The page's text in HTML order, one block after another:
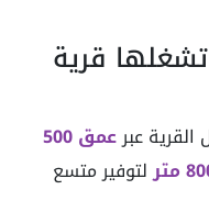
قرية
القرية عبرعمق 500
لتوفير متسع